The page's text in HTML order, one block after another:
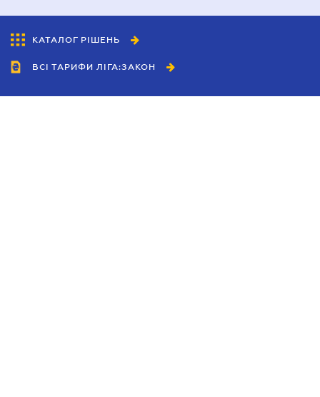
КАТАЛОГ РІШЕНЬ
ВСІ ТАРИФИ ЛІГА:ЗАКОН